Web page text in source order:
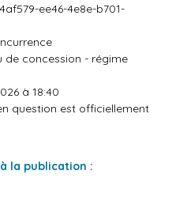
ee46-4e8e-b701-
de concession - régime
à 18:40
question est officiellement
la publication :